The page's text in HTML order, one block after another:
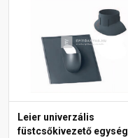
Leier univerzális
füstcsőkivezető egység